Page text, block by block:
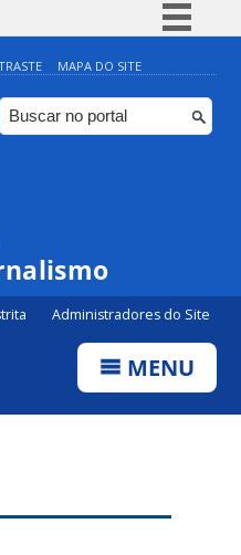
Simplifique!
Comunica BR
Participe
MAPA DO SITE
Administradores do Site
MENU